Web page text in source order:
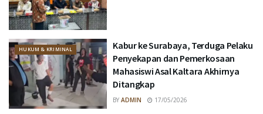
HUKUM & KRIMINAL
Kabur ke Surabaya, Terduga Pelaku
Penyekapan dan Pemerkosaan
Mahasiswi Asal Kaltara Akhirnya
Ditangkap
BY ADMIN 17/05/2026